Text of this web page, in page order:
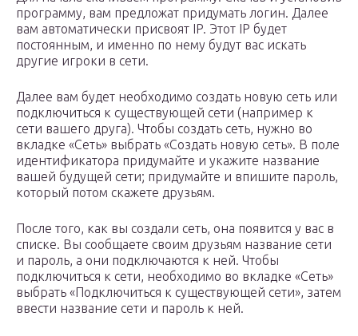
программу, вам предложат придумать логин. Далее
вам автоматически присвоят IP. Этот IP будет
постоянным, и именно по нему будут вас искать
другие игроки в сети.
Далее вам будет необходимо создать новую сеть или
подключиться к существующей сети (например к
сети вашего друга). Чтобы создать сеть, нужно во
вкладке «Сеть» выбрать «Создать новую сеть». В поле
идентификатора придумайте и укажите название
вашей будущей сети; придумайте и впишите пароль,
который потом скажете друзьям.
После того, как вы создали сеть, она появится у вас в
списке. Вы сообщаете своим друзьям название сети
и пароль, а они подключаются к ней. Чтобы
подключиться к сети, необходимо во вкладке «Сеть»
выбрать «Подключиться к существующей сети», затем
ввести название сети и пароль к ней.